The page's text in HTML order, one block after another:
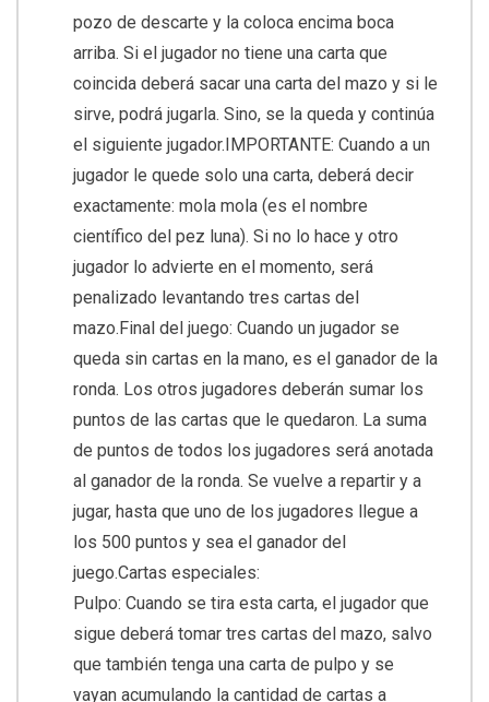
pozo de descarte y la coloca encima boca
arriba. Si el jugador no tiene una carta que
coincida deberá sacar una carta del mazo y si le
sirve, podrá jugarla. Sino, se la queda y continúa
el siguiente jugador.IMPORTANTE: Cuando a un
jugador le quede solo una carta, deberá decir
exactamente: mola mola (es el nombre
científico del pez luna). Si no lo hace y otro
jugador lo advierte en el momento, será
penalizado levantando tres cartas del
mazo.Final del juego: Cuando un jugador se
queda sin cartas en la mano, es el ganador de la
ronda. Los otros jugadores deberán sumar los
puntos de las cartas que le quedaron. La suma
de puntos de todos los jugadores será anotada
al ganador de la ronda. Se vuelve a repartir y a
jugar, hasta que uno de los jugadores llegue a
los 500 puntos y sea el ganador del
juego.Cartas especiales:
Pulpo: Cuando se tira esta carta, el jugador que
sigue deberá tomar tres cartas del mazo, salvo
que también tenga una carta de pulpo y se
vayan acumulando la cantidad de cartas a